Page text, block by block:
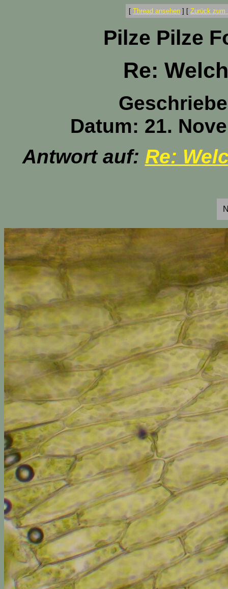
[ Thread ansehen ] [ Zurück zum
Pilze Pilze
Re:
Datum: 21.
Antwort auf: Re: